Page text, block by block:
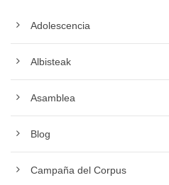
Adolescencia
Albisteak
Asamblea
Blog
Campaña del Corpus